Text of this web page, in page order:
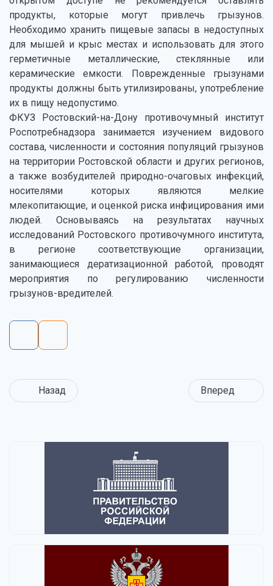
продукты, которые могут привлечь грызунов.
Необходимо хранить пищевые запасы в недоступных
для мышей и крыс местах и использовать для этого
герметичные металлические, стеклянные или
керамические емкости. Поврежденные грызунами
продукты должны быть утилизированы, употребление
их в пищу недопустимо.
ФКУЗ Ростовский-на-Дону противочумный институт
Роспотребнадзора занимается изучением видового
состава, численности и состояния популяций грызунов
на территории Ростовской области и других регионов,
а также возбудителей природно-очаговых инфекций,
носителями которых являются мелкие
млекопитающие, и оценкой риска инфицирования ими
людей. Основываясь на результатах научных
исследований Ростовского противочумного института,
в регионе соответствующие организации,
занимающиеся дератизационной работой, проводят
мероприятия по регулированию численности
грызунов-вредителей.
Назад Вперед